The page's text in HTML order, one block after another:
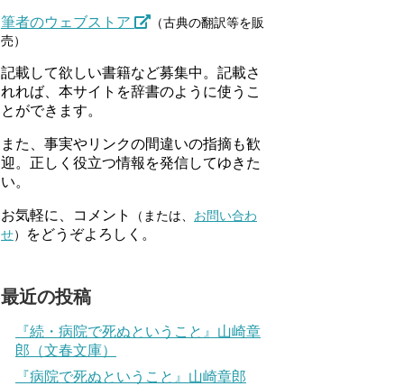
筆者のウェブストア
（古典の翻訳等を販
売）
記載して欲しい書籍など募集中。記載さ
れれば、本サイトを辞書のように使うこ
とができます。
また、事実やリンクの間違いの指摘も歓
迎。正しく役立つ情報を発信してゆきた
い。
お気軽に、コメント （または、 お問い合わ
せ） をどうぞよろしく。
最近の投稿
『続・病院で死ぬということ』山崎章
郎（文春文庫）
『病院で死ぬということ』山崎章郎